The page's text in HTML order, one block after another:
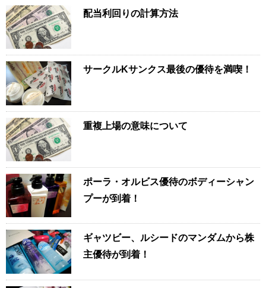
配当利回りの計算方法
サークルKサンクス最後の優待を満喫！
重複上場の意味について
ポーラ・オルビス優待のボディーシャン
プーが到着！
ギャツビー、ルシードのマンダムから株
主優待が到着！